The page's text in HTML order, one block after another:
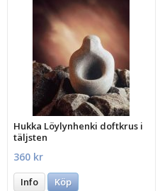
Hukka Löylynhenki doftkrus i
täljsten
360 kr
Info Köp